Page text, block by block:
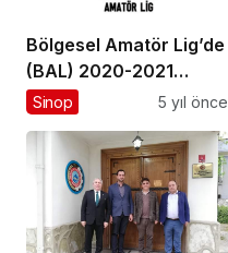
Bölgesel Amatör Lig’de
(BAL) 2020-2021
sezonu grupları belli
Sinop 5 yıl önce